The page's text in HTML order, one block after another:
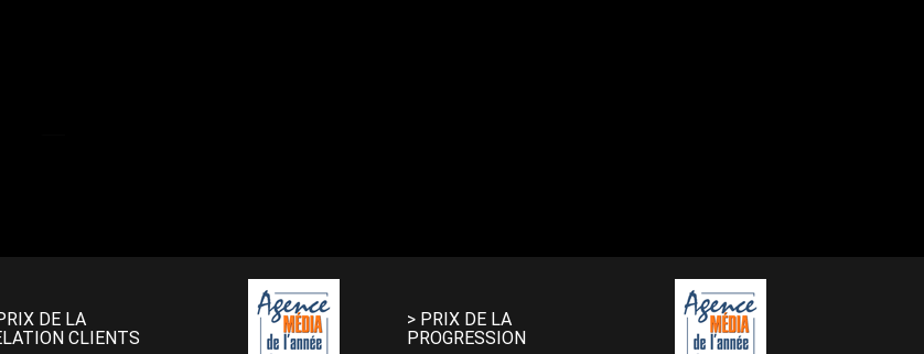
DE LA
CLIENTS
> PRIX DE LA
PROGRESSION